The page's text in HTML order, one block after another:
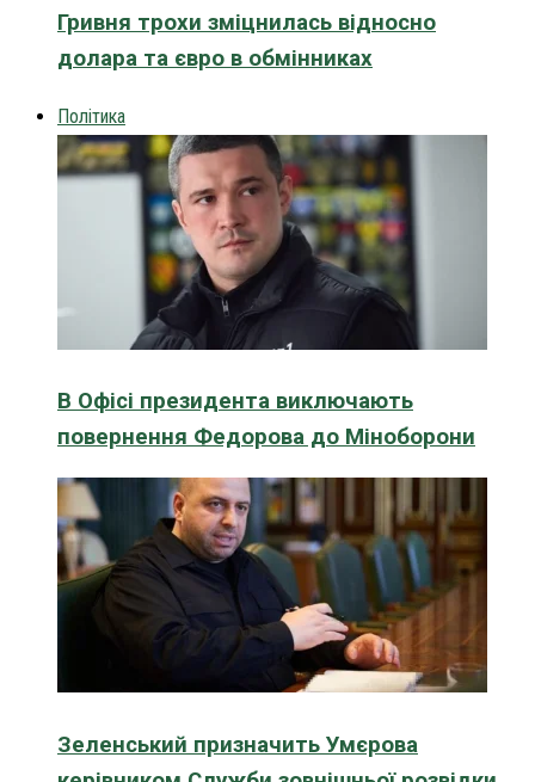
Гривня трохи зміцнилась відносно
долара та євро в обмінниках
Політика
В Офісі президента виключають
повернення Федорова до Міноборони
Зеленський призначить Умєрова